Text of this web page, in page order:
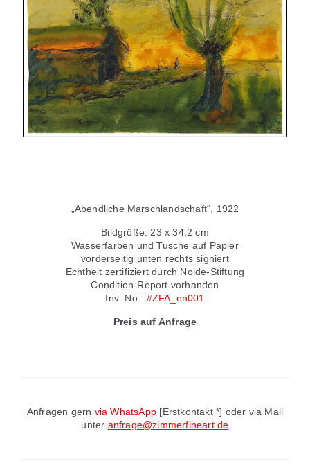
„Abendliche Marschlandschaft“, 1922
Bildgröße: 23 x 34,2 cm
Wasserfarben und Tusche auf Papier
vorderseitig unten rechts signiert
Echtheit zertifiziert durch Nolde-Stiftung
Condition-Report vorhanden
Inv.-No.: #ZFA_en001
Preis auf Anfrage
Anfragen gern via WhatsApp [Erstkontakt*] oder via Mail
unter anfrage@zimmerfineart.de